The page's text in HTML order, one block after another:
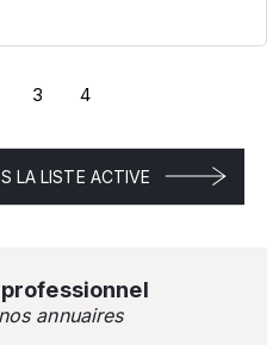
3 4
LA LISTE ACTIVE
annuaires